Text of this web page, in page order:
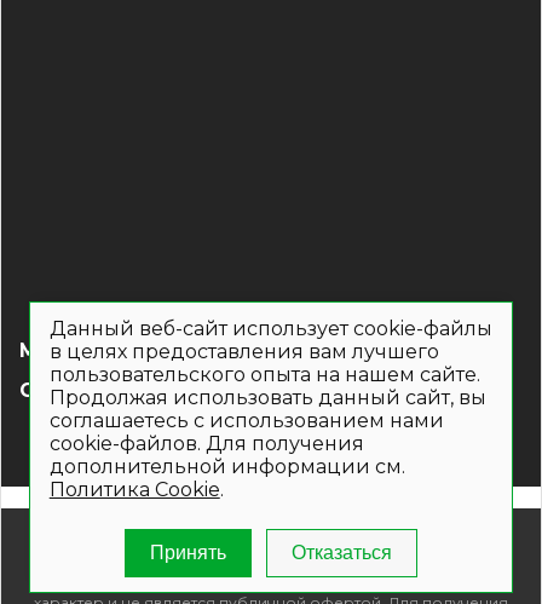
СОЦ СЕТИ
МЕНЮ
«Кронекс»
Информация на сайте носит рекламно-информационный
Данный веб-сайт использует cookie-файлы
в целях предоставления вам лучшего
пользовательского опыта на нашем сайте.
Продолжая использовать данный сайт, вы
соглашаетесь с использованием нами
cookie-файлов. Для получения
дополнительной информации см.
Политика Cookie.
Принять Отказаться